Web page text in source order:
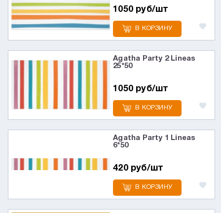
1050 руб/шт
В КОРЗИНУ
Agatha Party 2 Lineas
25*50
1050 руб/шт
В КОРЗИНУ
Agatha Party 1 Lineas
6*50
420 руб/шт
В КОРЗИНУ